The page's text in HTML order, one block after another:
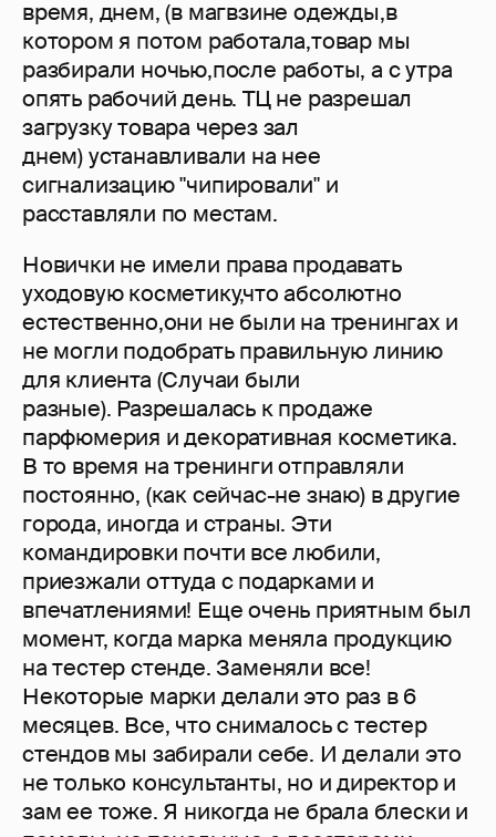
время, днем, (в магвзине одежды,в
котором я потом работала,товар мы
разбирали ночью,после работы, а с утра
опять рабочий день. ТЦ не разрешал
загрузку товара через зал
днем) устанавливали на нее
сигнализацию "чипировали" и
расставляли по местам.
Новички не имели права продавать
уходовую косметику,что абсолютно
естественно,они не были на тренингах и
не могли подобрать правильную линию
для клиента (Случаи были
разные). Разрешалась к продаже
парфюмерия и декоративная косметика.
В то время на тренинги отправляли
постоянно, (как сейчас-не знаю) в другие
города, иногда и страны. Эти
командировки почти все любили,
приезжали оттуда с подарками и
впечатлениями! Еще очень приятным был
момент, когда марка меняла продукцию
на тестер стенде. Заменяли все!
Некоторые марки делали это раз в 6
месяцев. Все, что снималось с тестер
стендов мы забирали себе. И делали это
не только консультанты, но и директор и
зам ее тоже. Я никогда не брала блески и